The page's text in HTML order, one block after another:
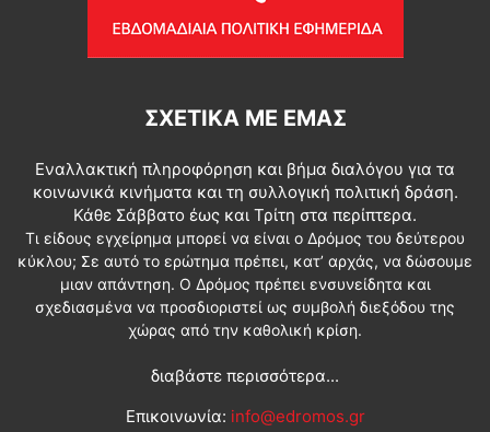
ΣΧΕΤΙΚΆ ΜΕ ΕΜΆΣ
Εναλλακτική πληροφόρηση και βήμα διαλόγου για τα
κοινωνικά κινήματα και τη συλλογική πολιτική δράση.
Κάθε Σάββατο έως και Τρίτη στα περίπτερα.
Τι είδους εγχείρημα μπορεί να είναι ο Δρόμος του δεύτερου
κύκλου; Σε αυτό το ερώτημα πρέπει, κατ’ αρχάς, να δώσουμε
μιαν απάντηση. Ο Δρόμος πρέπει ενσυνείδητα και
σχεδιασμένα να προσδιοριστεί ως συμβολή διεξόδου της
χώρας από την καθολική κρίση.
διαβάστε περισσότερα...
Επικοινωνία: info@edromos.gr